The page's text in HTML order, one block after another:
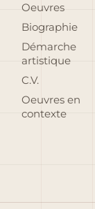
Oeuvres
Biographie
Démarche
artistique
C.V.
Oeuvres en
contexte